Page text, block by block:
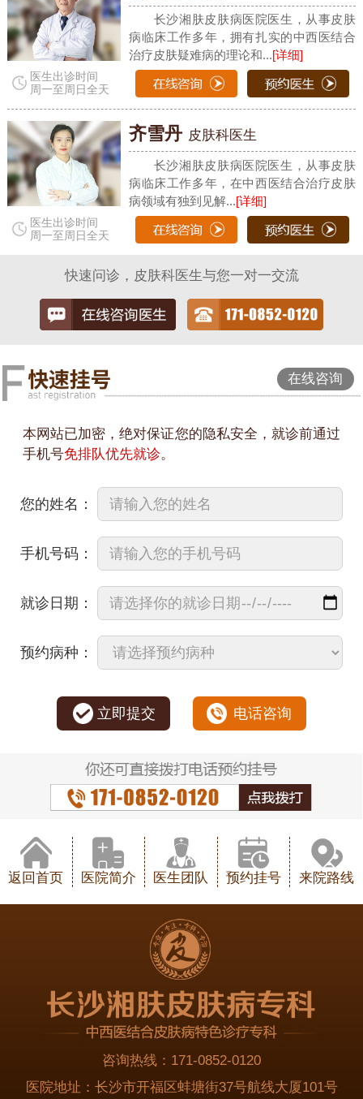
医生出诊时间
周一至周日全天
长沙湘肤皮肤病医院医生，从事皮肤
病临床工作多年，拥有扎实的中西医结合
治疗皮肤疑难病的理论和...[详细]
医生出诊时间
周一至周日全天
齐雪丹 皮肤科医生
长沙湘肤皮肤病医院医生，从事皮肤
病临床工作多年，在中西医结合治疗皮肤
病领域有独到见解...[详细]
快速问诊，皮肤科医生与您一对一交流
在线咨询
本网站已加密，绝对保证您的隐私安全，就诊前通过
手机号免排队优先就诊。
您的姓名：
手机号码：
就诊日期：
预约病种：
立即提交 电话咨询
返回首页 医院简介 医生团队 预约挂号 来院路线
咨询热线： 171-0852-0120
医院地址： 长沙市开福区蚌塘街37号航线大厦101号